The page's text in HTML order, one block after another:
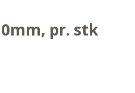
pr. stk